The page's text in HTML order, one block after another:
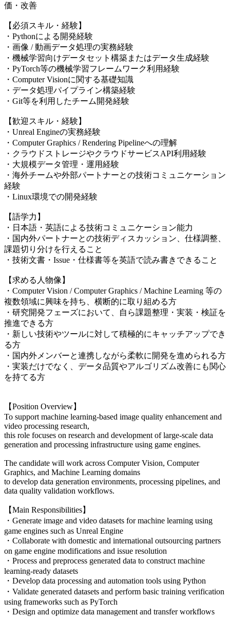
価・改善
【必須スキル・経験】
・Pythonによる開発経験
・画像 / 動画データ処理の実務経験
・機械学習向けデータセット構築またはデータ生成経験
・PyTorch等の機械学習フレームワーク利用経験
・Computer Visionに関する基礎知識
・データ処理パイプライン構築経験
・Git等を利用したチーム開発経験
【歓迎スキル・経験】
・Unreal Engineの実務経験
・Computer Graphics / Rendering Pipelineへの理解
・クラウドストレージやクラウドサービスAPI利用経験
・大規模データ管理・運用経験
・海外チームや外部パートナーとの技術コミュニケーション
経験
・Linux環境での開発経験
【語学力】
・日本語・英語による技術コミュニケーション能力
・国内外パートナーとの技術ディスカッション、仕様調整、
課題切り分けを行えること
・技術文書・Issue・仕様書等を英語で読み書きできること
【求める人物像】
・Computer Vision / Computer Graphics / Machine Learning 等の
複数領域に興味を持ち、横断的に取り組める方
・研究開発フェーズにおいて、自ら課題整理・実装・検証を
推進できる方
・新しい技術やツールに対して積極的にキャッチアップでき
る方
・国内外メンバーと連携しながら柔軟に開発を進められる方
・実装だけでなく、データ品質やアルゴリズム改善にも関心
を持てる方
【Position Overview】
To support machine learning-based image quality enhancement and
video processing research,
this role focuses on research and development of large-scale data
generation and processing infrastructure using game engines.
The candidate will work across Computer Vision, Computer
Graphics, and Machine Learning domains
to develop data generation environments, processing pipelines, and
data quality validation workflows.
【Main Responsibilities】
・Generate image and video datasets for machine learning using
game engines such as Unreal Engine
・Collaborate with domestic and international outsourcing partners
on game engine modifications and issue resolution
・Process and preprocess generated data to construct machine
learning-ready datasets
・Develop data processing and automation tools using Python
・Validate generated datasets and perform basic training verification
using frameworks such as PyTorch
・Design and optimize data management and transfer workflows